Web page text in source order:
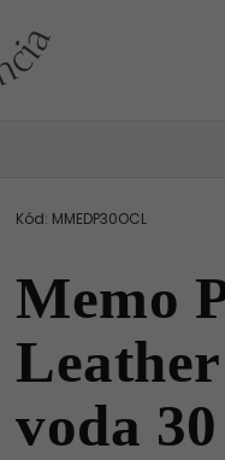
Memo
voda
Kód: MMEDP30OCL